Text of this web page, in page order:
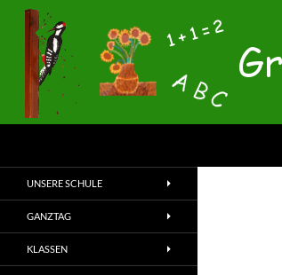
Zum
Inhalt
springen
Rohrsen
UNSERE SCHULE
GANZTAG
KLASSEN